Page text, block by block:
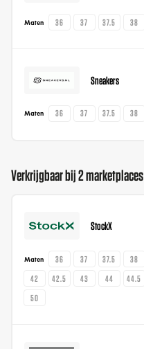
Maten 36 37 37.5 38
Sneakers
Maten 36 37 37.5 38
Verkrijgbaar bij 2 marketplaces
StockX
Maten 36 37 37.5 38
42
42.5 43 44 44.5
50